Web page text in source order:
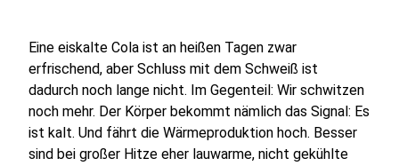
Eine eiskalte Cola ist an heißen Tagen zwar
erfrischend, aber Schluss mit dem Schweiß ist
dadurch noch lange nicht. Im Gegenteil: Wir schwitzen
noch mehr. Der Körper bekommt nämlich das Signal: Es
ist kalt. Und fährt die Wärmeproduktion hoch. Besser
sind bei großer Hitze eher lauwarme, nicht gekühlte